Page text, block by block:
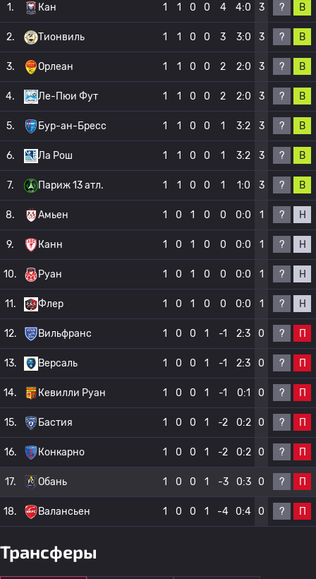
1. Кан 1 1 0 0 4 4:0 3 ? В
2. Тионвиль 1 1 0 0 3 3:0 3 ? В
3. Орлеан 1 1 0 0 2 2:0 3 ? В
4. Ле-Пюи Фут 1 1 0 0 2 2:0 3 ? В
5. Бур-ан-Бресс 1 1 0 0 1 3:2 3 ? В
6. Ла Рош 1 1 0 0 1 3:2 3 ? В
7. Париж 13 атл. 1 1 0 0 1 1:0 3 ? В
8. Амьен 1 0 1 0 0 0:0 1 ? Н
9. Канн 1 0 1 0 0 0:0 1 ? Н
10. Руан 1 0 1 0 0 0:0 1 ? Н
11. Флер 1 0 1 0 0 0:0 1 ? Н
12. Вильфранс 1 0 0 1 -1 2:3 0 ? П
13. Версаль 1 0 0 1 -1 2:3 0 ? П
14. Кевилли Руан 1 0 0 1 -1 0:1 0 ? П
15. Бастия 1 0 0 1 -2 0:2 0 ? П
16. Конкарно 1 0 0 1 -2 0:2 0 ? П
17. Обань 1 0 0 1 -3 0:3 0 ? П
18. Валансьен 1 0 0 1 -4 0:4 0 ? П
Трансферы